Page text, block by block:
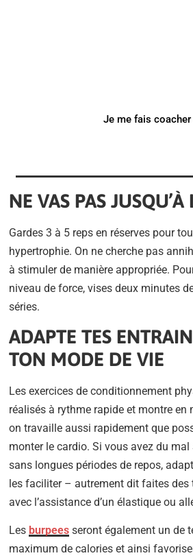
Je me fais coacher
NE VAS PAS JUSQU’À
Gardes 3 à 5 reps en réserves pour
hypertrophie. On ne cherche pas
à stimuler de manière appropriée.
niveau de force, vises deux minutes
séries.
ADAPTE TES
TON MODE DE VIE
Les exercices de conditionnement
réalisés à rythme rapide et montre
on travaille aussi rapidement que
monter le cardio. Si vous avez du
sans longues périodes de repos,
les faciliter – autrement dit faites des
avec l’assistance d’un élastique ou
Les burpees seront également un de
maximum de calories et ainsi